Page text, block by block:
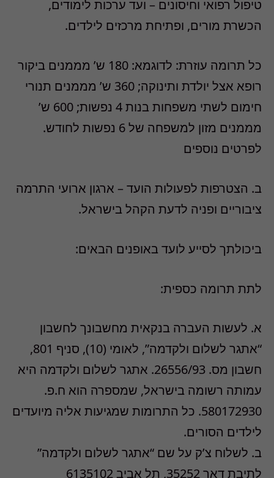
טיפול רפואי וחיסונים – ועד ערכות לימודים,
הכשרת מורים, ופתיחת מרכזים לילדים.
כל תרומה עוזרת: לדוגמא: 180 ש’ מממנים ביקור
רופא אצל יולדת ותינוקה; 360 ש’ מממנים תנורי
חימום לשתי משפחות בנות 4 נפשות; 600 ש’
מממנים מזון למשפחה של 6 נפשות לחודש.
לפרטים נוספים
ב. הצטרפות לפעולות הועד – ארגון ארועי התרמה
ציבוריים ופניה לדעת הקהל בישראל.
ביכולתך לסייע לועד באופנים הבאים:
לתת תרומה כספית:
א. לעשות העברה בנקאית מחשבונך לחשבון
“אתגר לשלום ולקדמה”, לאומי (10), סניף 801,
חשבון מס. 26556/93. אתגר לשלום ולקדמה היא
עמותה רשומה בישראל, שמספרה הוא ח.פ.
580172930. כל התרומות שמגיעות אליה מיועדים
לילדים הסורים.
ב. לשלוח צ’ק על שם “אתגר לשלום ולקדמה”
לתיבת דאר 35252, תל אביב 6135102